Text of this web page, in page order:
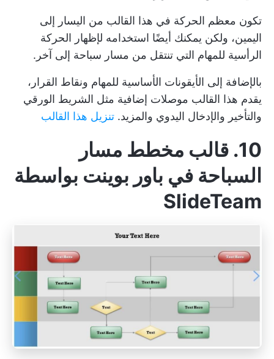
تكون معظم الحركة في هذا القالب من اليسار إلى
اليمين، ولكن يمكنك أيضًا استخدامه لإظهار الحركة
الرأسية للمهام التي تنتقل من مسار سباحة إلى آخر.
بالإضافة إلى الأيقونات الأساسية للمهام ونقاط القرار،
يقدم هذا القالب موصلات إضافية مثل الشريط الورقي
والتأخير والإدخال اليدوي والمزيد. تنزيل هذا القالب
10. قالب مخطط مسار
السباحة في باور بوينت بواسطة
SlideTeam